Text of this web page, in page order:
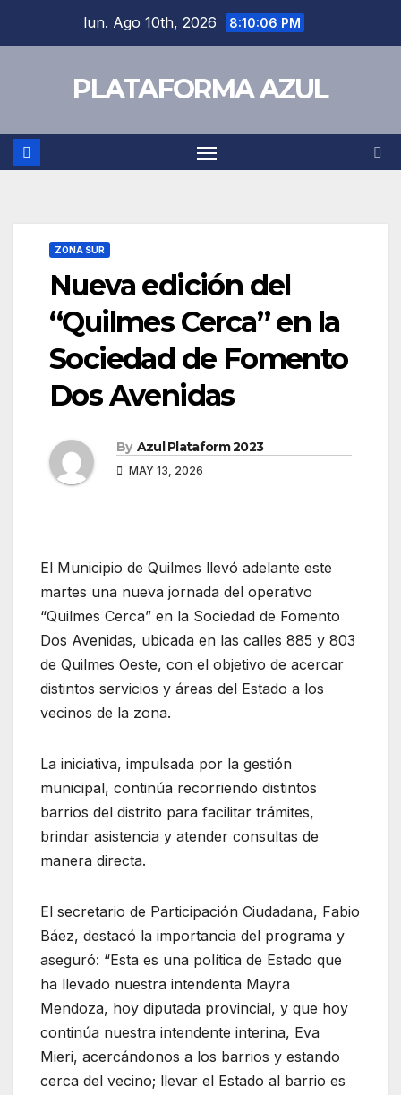
lun. Ago 10th, 2026 8:10:06 PM
PLATAFORMA AZUL
ZONA SUR
Nueva edición del
“Quilmes Cerca” en la
Sociedad de Fomento
Dos Avenidas
By Azul Plataform 2023
MAY 13, 2026
El Municipio de Quilmes llevó adelante este
martes una nueva jornada del operativo
“Quilmes Cerca” en la Sociedad de Fomento
Dos Avenidas, ubicada en las calles 885 y 803
de Quilmes Oeste, con el objetivo de acercar
distintos servicios y áreas del Estado a los
vecinos de la zona.
La iniciativa, impulsada por la gestión
municipal, continúa recorriendo distintos
barrios del distrito para facilitar trámites,
brindar asistencia y atender consultas de
manera directa.
El secretario de Participación Ciudadana, Fabio
Báez, destacó la importancia del programa y
aseguró: “Esta es una política de Estado que
ha llevado nuestra intendenta Mayra
Mendoza, hoy diputada provincial, y que hoy
continúa nuestra intendente interina, Eva
Mieri, acercándonos a los barrios y estando
cerca del vecino; llevar el Estado al barrio es